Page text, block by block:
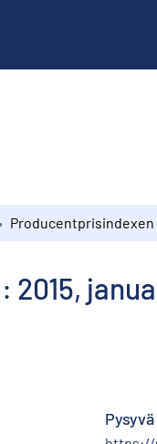
2015,